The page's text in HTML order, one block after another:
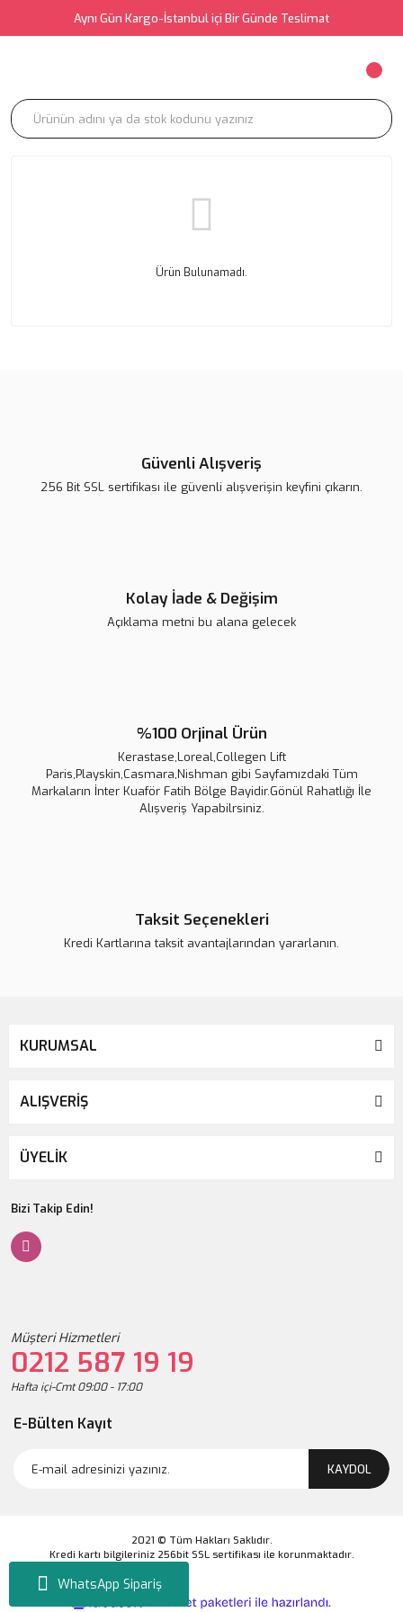
Aynı Gün Kargo-İstanbul içi Bir Günde Teslimat
WhatsApp Sipariş
Ürün Bulunamadı.
Güvenli Alışveriş
256 Bit SSL sertifikası ile güvenli alışverişin keyfini çıkarın.
Kolay İade & Değişim
Açıklama metni bu alana gelecek
%100 Orjinal Ürün
Kerastase,Loreal,Collegen Lift
Paris,Playskin,Casmara,Nishman gibi Sayfamızdaki Tüm
Markaların İnter Kuaför Fatih Bölge Bayidir.Gönül Rahatlığı İle
Alışveriş Yapabilrsiniz.
Taksit Seçenekleri
Kredi Kartlarına taksit avantajlarından yararlanın.
KURUMSAL
ALIŞVERİŞ
ÜYELİK
Bizi Takip Edin!
Müşteri Hizmetleri
0212 587 19 19
Hafta içi-Cmt 09:00 - 17:00
E-Bülten Kayıt
KAYDOL
2021 © Tüm Hakları Saklıdır.
Kredi kartı bilgileriniz 256bit SSL sertifikası ile korunmaktadır.
e-